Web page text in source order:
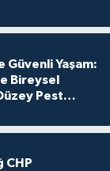
Güvenli Yaşam:
Bireysel
Pest
CHP